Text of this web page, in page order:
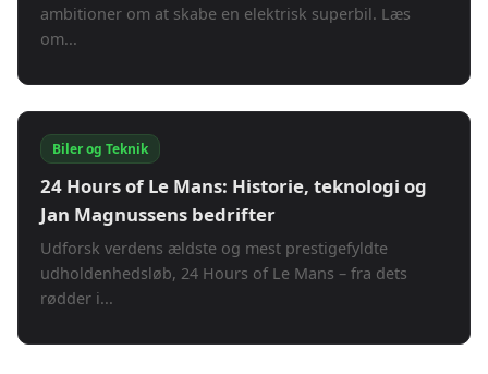
ambitioner om at skabe en elektrisk superbil. Læs
om...
Biler og Teknik
24 Hours of Le Mans: Historie, teknologi og
Jan Magnussens bedrifter
Udforsk verdens ældste og mest prestigefyldte
udholdenhedsløb, 24 Hours of Le Mans – fra dets
rødder i...